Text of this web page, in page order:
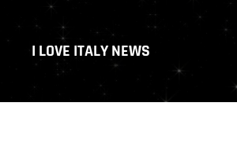
I LOVE ITALY NEWS